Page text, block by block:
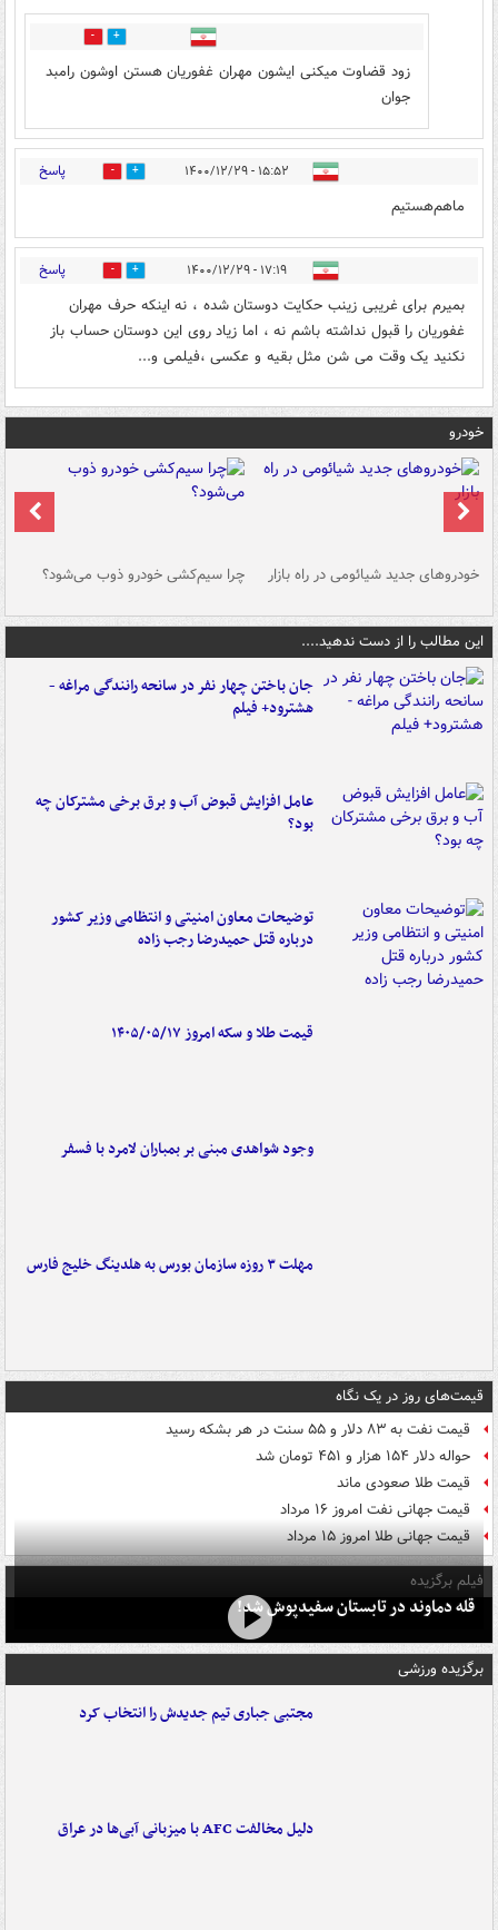
3
زود قضاوت میکنی ایشون مهران غفوریان هستن اوشون رامبد
جوان
۱۵:۵۲ - ۱۴۰۰/۱۲/۲۹ 1 پاسخ
ماهم‌هستیم
۱۷:۱۹ - ۱۴۰۰/۱۲/۲۹ 1 پاسخ
بمیرم برای غریبی زینب حکایت دوستان شده ، نه اینکه حرف مهران
غفوریان را قبول نداشته باشم نه ، اما زیاد روی این دوستان حساب باز
نکنید یک وقت می شن مثل بقیه و عکسی ،فیلمی و...
خودرو
خودروهای جدید شیائومی در راه بازار چرا سیم‌کشی خودرو ذوب می‌شود؟
این مطالب را از دست ندهید....
جان باختن چهار نفر در سانحه رانندگی مراغه -
هشترود+ فیلم
عامل افزایش قبوض آب و برق برخی مشترکان چه
بود؟
توضیحات معاون امنیتی و انتظامی وزیر کشور
درباره قتل حمیدرضا رجب زاده
قیمت طلا و سکه امروز ۱۴۰۵/۰۵/۱۷
وجود شواهدی مبنی بر بمباران لامرد با فسفر
مهلت ۳ روزه سازمان بورس به هلدینگ خلیج فارس
قیمت‌های روز در یک نگاه
قیمت نفت به ۸۳ دلار و ۵۵ سنت در هر بشکه رسید
حواله دلار ۱۵۴ هزار و ۴۵۱ تومان شد
قیمت طلا صعودی ماند
قیمت جهانی نفت امروز ۱۶ مرداد
قیمت جهانی طلا امروز ۱۵ مرداد
فیلم برگزیده
قله دماوند در تابستان سفیدپوش شد!
برگزیده ورزشی
مجتبی جباری تیم جدیدش را انتخاب کرد
دلیل مخالفت AFC با میزبانی آبی‌ها در عراق